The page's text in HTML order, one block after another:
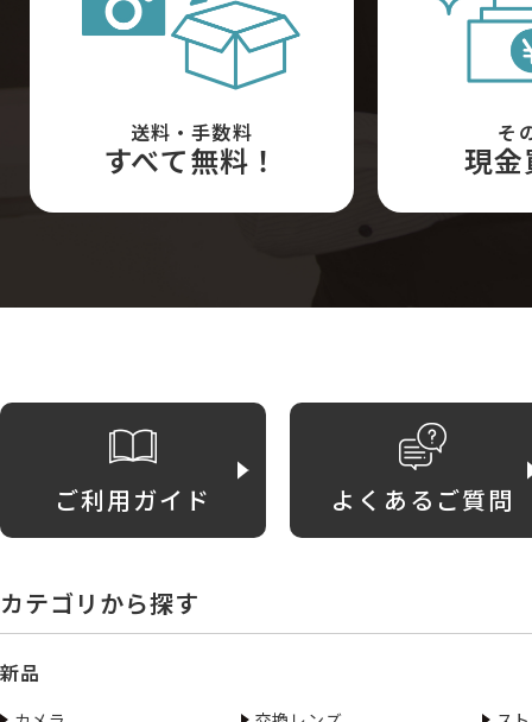
送料・手数料
すべて無料！
そ
現
ご利用ガイド よくあるご質問
カテゴリから探す
新品